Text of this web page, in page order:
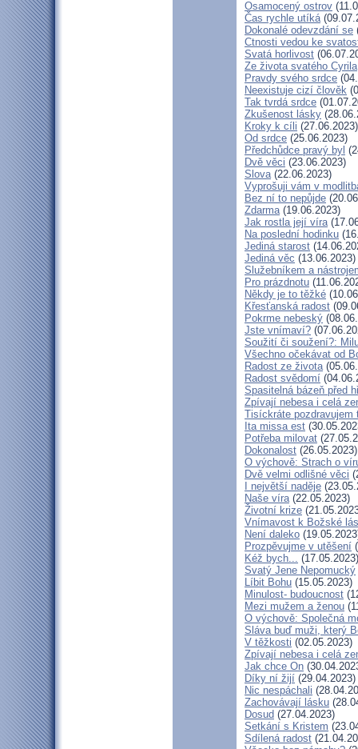
Osamocený ostrov
Čas rychle utíká
Dokonalé odevzdání se
Ctnosti vedou ke
Svatá horlivost
Ze života svatého Cyrila
Pravdy svého srdce
Neexistuje cizí člověk
Tak tvrdá srdce
Zkušenost lásky
Kroky k cíli (27.06.2023)
Od srdce (25.06.2023)
Předchůdce pravý byl
Dvě věci (23.06.2023)
Slova(22.06.2023)
Vyprošuji vám v
Bez ní to nepůjde
Zdarma(19.06.2023)
Jak rostla její víra
Na poslední hodinku
Jediná starost
Jediná věc (13.06.2023)
Služebníkem a
Pro prázdnotu
Někdy je to těžké
Křesťanská radost
Pokrme nebeský
Jste vnímaví?
Soužití či soužení?:
Všechno očekávat od
Radost ze života
Radost svědomí
Spasitelná bázeň před
Zpívají nebesa i celá
Tisíckráte pozdravujem
Ita missa est
Potřeba milovat
Dokonalost (26.05.2023)
O výchově: Strach o
Dvě velmi odlišné věci
I největší naděje
Naše víra(22.05.2023)
Životní krize
Vnímavost k Božské
Není daleko
Prozpěvujme v utěšení
Kéž bych... (17.05.2023)
Svatý Jene Nepomucký
Líbit Bohu (15.05.2023)
Minulost- budoucnost
Mezi mužem a ženou
O výchově: Společná
Sláva buď muži, který
V těžkosti (02.05.2023)
Zpívají nebesa i celá
Jak chce On
Díky ní žijí (29.04.2023)
Nic nespáchali
Zachovávají lásku
Dosud (27.04.2023)
Setkání s Kristem
Sdílená radost